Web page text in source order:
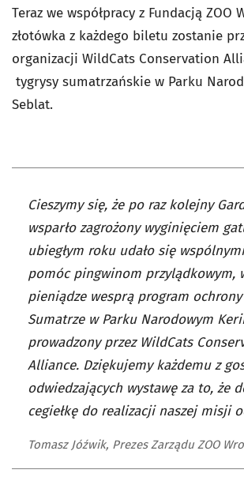
Teraz we współpracy z Fundacją ZOO
złotówka z każdego biletu zostanie
organizacji WildCats Conservation
tygrysy sumatrzańskie w Parku
Seblat.
Cieszymy się, że po raz kolejny
wsparło zagrożony wyginięciem
ubiegłym roku udało się
pomóc pingwinom przylądkowym,
pieniądze wesprą program
Sumatrze w Parku Narodowym
prowadzony przez WildCats
Alliance. Dziękujemy każdemu z
odwiedzających wystawę za to, że
cegiełkę do realizacji naszej misji
Tomasz Jóźwik, Prezes Zarządu ZOO